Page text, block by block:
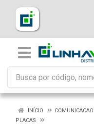
INÍCIO
PLACAS